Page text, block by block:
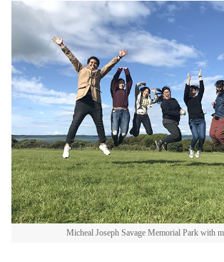
Micheal Joseph Savage Memorial Park with